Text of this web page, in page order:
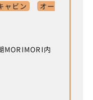
ャビン オー
MORIMORI内